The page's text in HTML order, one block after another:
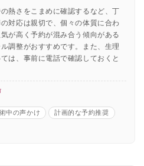
熱さをこまめに確認するなど、丁
対応は親切で、個々の体質に合わ
が高く予約が混み合う傾向がある
調整がおすすめです。また、生理
は、事前に電話で確認しておくと
中の声かけ 計画的な予約推奨